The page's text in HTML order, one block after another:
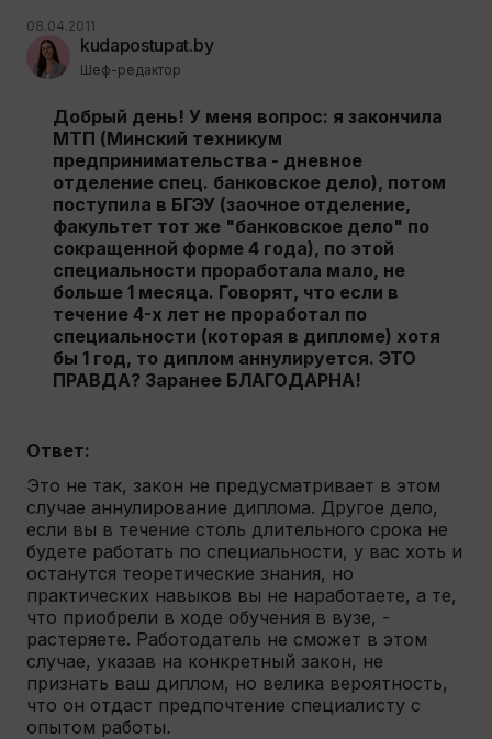
kudapostupat.by
Шеф-редактор
08.04.2011
Добрый день! У меня вопрос: я закончила
МТП (Минский техникум
предпринимательства - дневное
отделение спец. банковское дело), потом
поступила в БГЭУ (заочное отделение,
факультет тот же "банковское дело" по
сокращенной форме 4 года), по этой
специальности проработала мало, не
больше 1 месяца. Говорят, что если в
течение 4-х лет не проработал по
специальности (которая в дипломе) хотя
бы 1 год, то диплом аннулируется. ЭТО
ПРАВДА? Заранее БЛАГОДАРНА!
Ответ:
Это не так, закон не предусматривает в этом
случае аннулирование диплома. Другое дело,
если вы в течение столь длительного срока не
будете работать по специальности, у вас хоть и
останутся теоретические знания, но
практических навыков вы не наработаете, а те,
что приобрели в ходе обучения в вузе, -
растеряете. Работодатель не сможет в этом
случае, указав на конкретный закон, не
признать ваш диплом, но велика вероятность,
что он отдаст предпочтение специалисту с
опытом работы.